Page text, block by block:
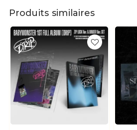
Produits similaires